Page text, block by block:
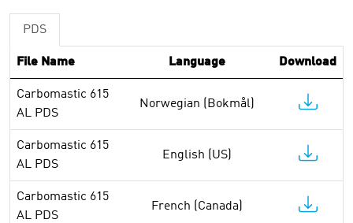
PDS
File Name Language Download
Carbomastic 615
AL PDS
Norwegian (Bokmål)
Carbomastic 615
AL PDS
English (US)
Carbomastic 615
AL PDS
French (Canada)